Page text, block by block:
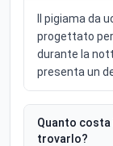
Il pigiama da
progettato
durante la
presenta un
Quanto costa
trovarlo?